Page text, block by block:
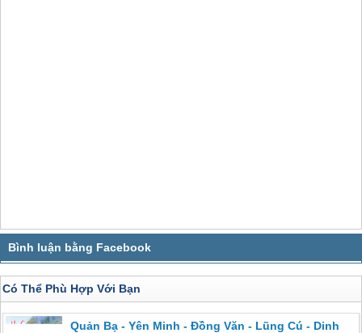
Có Thể Phù Hợp Với Bạn
Quản Bạ - Yên Minh - Đồng Văn - Lũng Cú - Dinh